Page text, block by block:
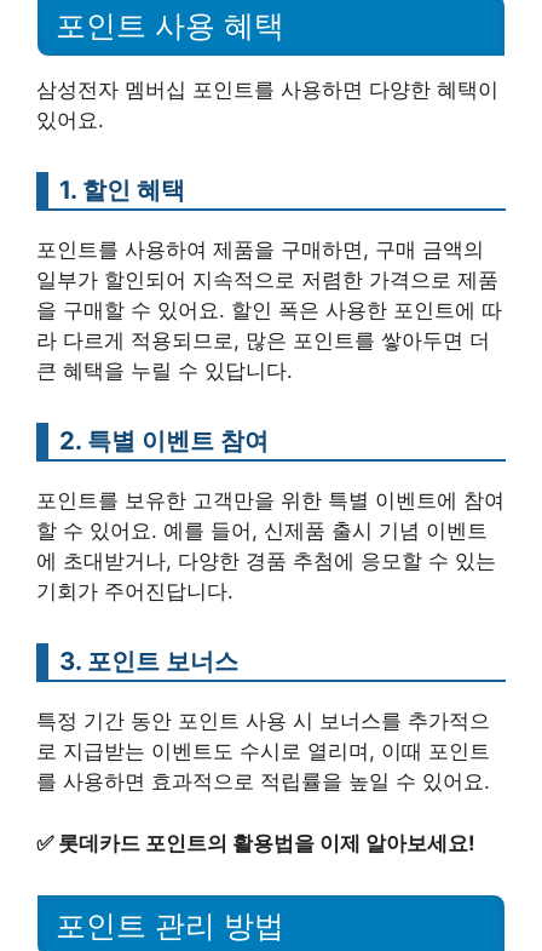
포인트 사용 혜택
삼성전자 멤버십 포인트를 사용하면 다양한 혜택이
있어요.
1. 할인 혜택
포인트를 사용하여 제품을 구매하면, 구매 금액의
일부가 할인되어 지속적으로 저렴한 가격으로 제품
을 구매할 수 있어요. 할인 폭은 사용한 포인트에 따
라 다르게 적용되므로, 많은 포인트를 쌓아두면 더
큰 혜택을 누릴 수 있답니다.
2. 특별 이벤트 참여
포인트를 보유한 고객만을 위한 특별 이벤트에 참여
할 수 있어요. 예를 들어, 신제품 출시 기념 이벤트
에 초대받거나, 다양한 경품 추첨에 응모할 수 있는
기회가 주어진답니다.
3. 포인트 보너스
특정 기간 동안 포인트 사용 시 보너스를 추가적으
로 지급받는 이벤트도 수시로 열리며, 이때 포인트
를 사용하면 효과적으로 적립률을 높일 수 있어요.
✅ 롯데카드 포인트의 활용법을 이제 알아보세요!
포인트 관리 방법